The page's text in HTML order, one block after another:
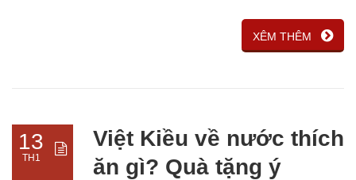
XÊM THÊM
13
TH1
Việt Kiều về nước thích
ăn gì? Quà tặng ý